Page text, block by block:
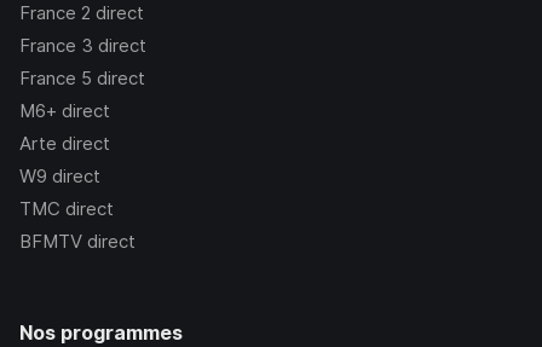
France 2 direct
France 3 direct
France 5 direct
M6+ direct
Arte direct
W9 direct
TMC direct
BFMTV direct
Nos programmes